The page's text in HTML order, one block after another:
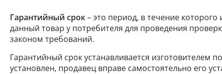
Гарантийный срок– это период, в течение которого
данный товар у потребителя для проведения
законом требований.
Гарантийный срок устанавливается изготовителем
установлен, продавец вправе самостоятельно его